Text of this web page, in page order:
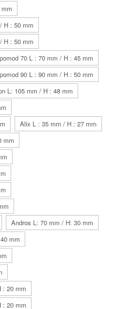
H : 50 mm
H : 50 mm
70 L : 70 mm / H : 45 mm
90 L : 90 mm / H : 50 mm
L: 105 mm / H : 48 mm
Alix L : 35 mm / H : 27 mm
mm
Andros L: 70 mm / H: 30 mm
mm
: 20 mm
: 20 mm